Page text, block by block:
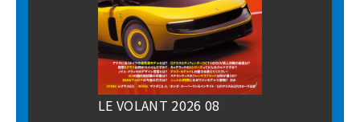
LE VOLANT 2026 08